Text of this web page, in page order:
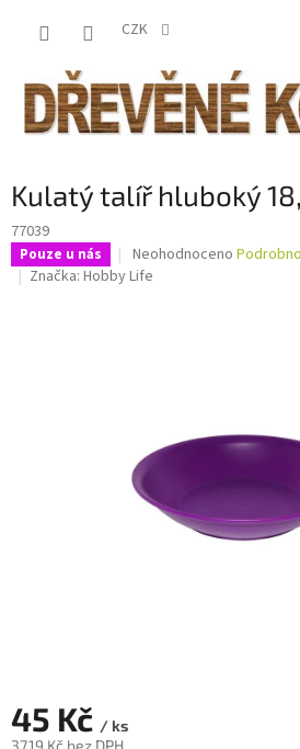
CZK
Kulatý talíř hluboký
77039
Pouze u nás
Průměrné
hodnocení
Neohodnoceno
Značka: Hobby Life
45 Kč / ks